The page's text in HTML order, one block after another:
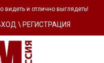
видеть и отлично выглядеть!
\ РЕГИСТРАЦИЯ